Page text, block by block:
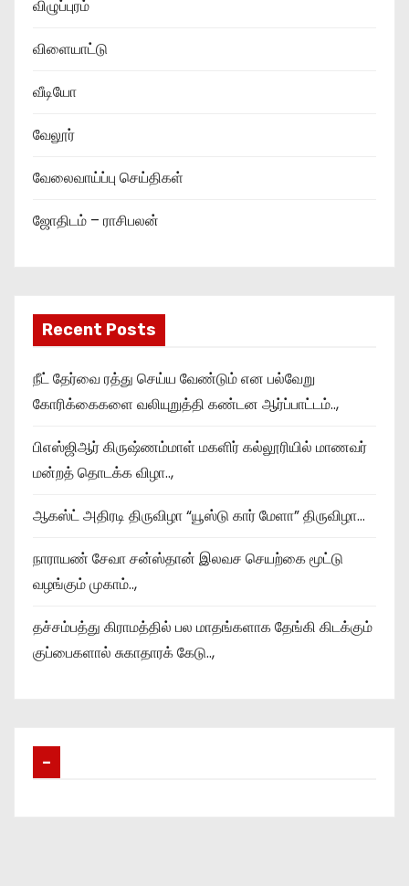
விழுப்புரம்
விளையாட்டு
வீடியோ
வேலூர்
வேலைவாய்ப்பு செய்திகள்
ஜோதிடம் – ராசிபலன்
Recent Posts
நீட் தேர்வை ரத்து செய்ய வேண்டும் என பல்வேறு
கோரிக்கைகளை வலியுறுத்தி கண்டன ஆர்ப்பாட்டம்..,
பிஎஸ்ஜிஆர் கிருஷ்ணம்மாள் மகளிர் கல்லூரியில் மாணவர்
மன்றத் தொடக்க விழா..,
ஆகஸ்ட் அதிரடி திருவிழா “யூஸ்டு கார் மேளா” திருவிழா…
நாராயண் சேவா சன்ஸ்தான் இலவச செயற்கை மூட்டு
வழங்கும் முகாம்..,
தச்சம்பத்து கிராமத்தில் பல மாதங்களாக தேங்கி கிடக்கும்
குப்பைகளால் சுகாதாரக் கேடு..,
–